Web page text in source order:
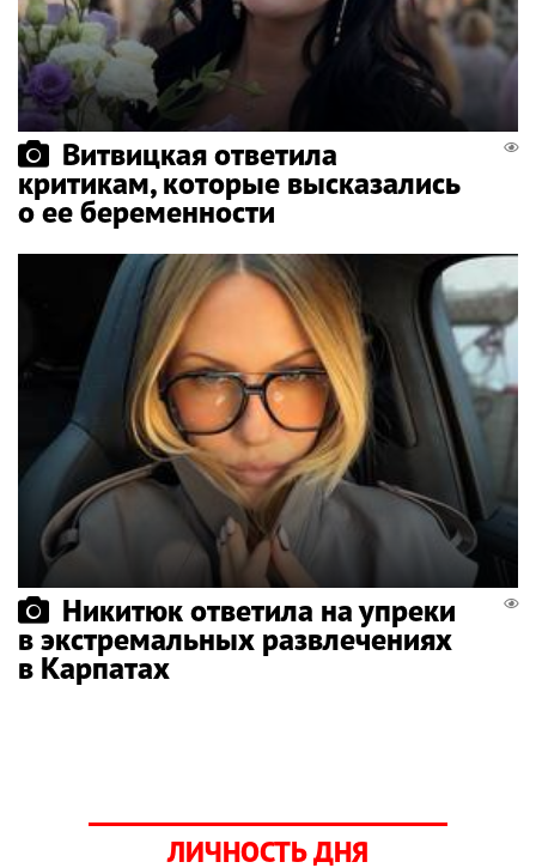
Витвицкая ответила
критикам, которые высказались
о ее беременности
Никитюк ответила на упреки
в экстремальных развлечениях
в Карпатах
ЛИЧНОСТЬ ДНЯ